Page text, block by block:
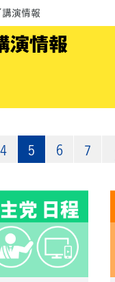
演情報
演情報
4 5 6 7